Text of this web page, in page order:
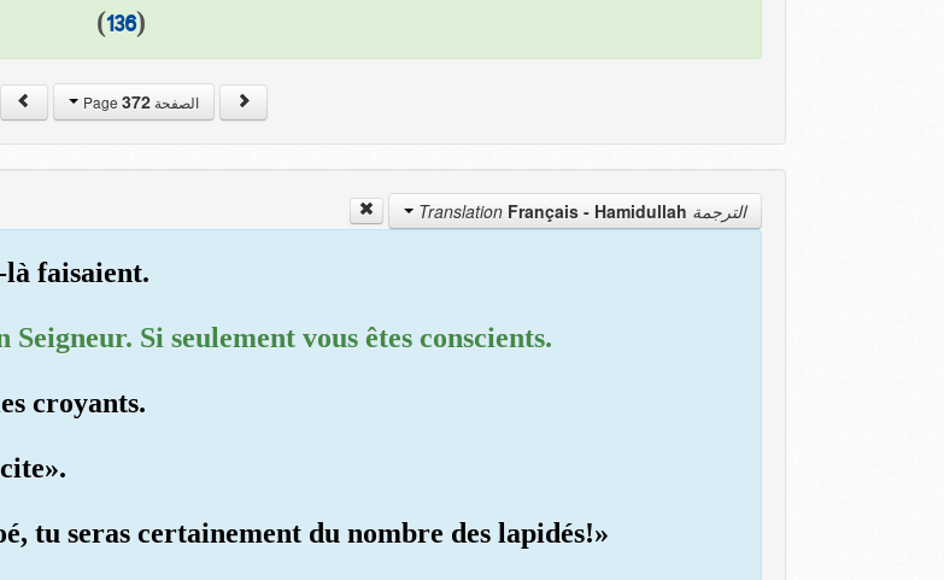
(
136
)
الصفحة Page372
الترجمة Translation Français - Hamidullah
là faisaient.
Si seulement vous êtes conscients.
croyants.
tu seras certainement du nombre des lapidés!»